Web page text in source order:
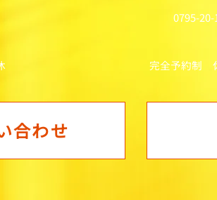
合わせ
0795-20-
完全予約制